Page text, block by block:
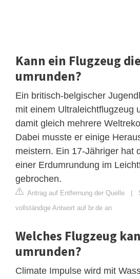
Kann ein Flugzeug
umrunden?
Ein britisch-belgischer
mit einem Ultraleichtflugzeug
damit gleich mehrere
Dabei musste er einige
meistern. Ein 17-Jähriger hat
einer Erdumrundung im
gebrochen.
Antrag auf Entfernung der Quelle
vollständige Antwort auf br.de an
Welches Flugzeug
umrunden?
Climate Impulse wird mit